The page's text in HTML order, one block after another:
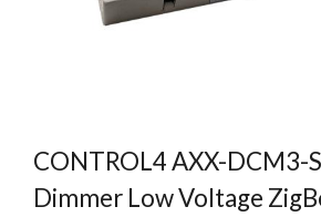
CONTROL4 AXX-DCM3-
Dimmer Low Voltage